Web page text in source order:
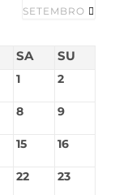
SETEMBRO
SA SU
1 2
8 9
15 16
22 23